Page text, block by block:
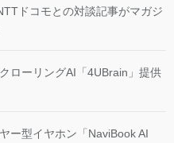
ドコモとの対談記事がマガジ
ローリングAI「4UBrain」提供
ー型イヤホン「NaviBook AI